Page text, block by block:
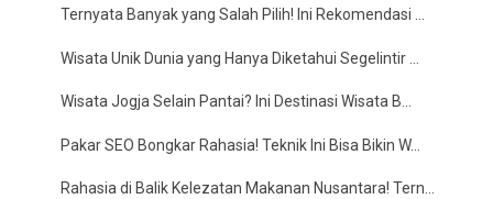
Ternyata Banyak yang Salah Pilih! Ini Rekomendasi ...
Wisata Unik Dunia yang Hanya Diketahui Segelintir ...
Wisata Jogja Selain Pantai? Ini Destinasi Wisata B...
Pakar SEO Bongkar Rahasia! Teknik Ini Bisa Bikin W...
Rahasia di Balik Kelezatan Makanan Nusantara! Tern...